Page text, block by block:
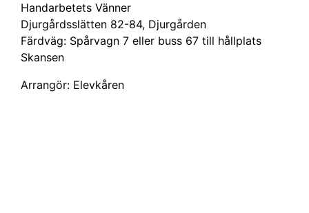
Handarbetets Vänner
Djurgårdsslätten 82-84, Djurgården
Färdväg: Spårvagn 7 eller buss 67 till hållplats
Skansen
Arrangör: Elevkåren